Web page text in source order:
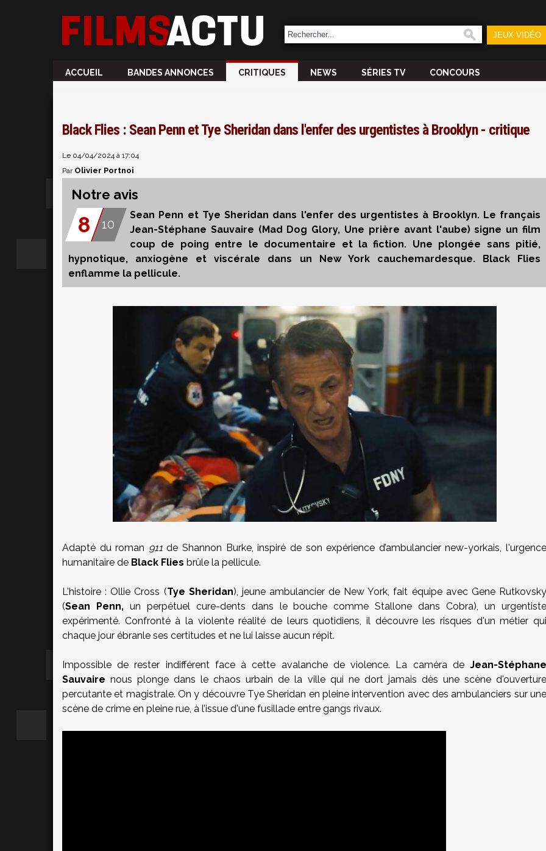
JEUX VIDÉO
ACCUEIL BANDES ANNONCES CRITIQUES NEWS SÉRIES TV CONCOURS
Black Flies : Sean Penn et Tye Sheridan dans l'enfer des urgentistes à Brooklyn - critique
Le 04/04/2024 à 17:04
Par Olivier Portnoi
Notre avis
8 10
Sean Penn et Tye Sheridan dans l'enfer des urgentistes à Brooklyn. Le français
Jean-Stéphane Sauvaire (Mad Dog Glory, Une prière avant l'aube) signe un film
coup de poing entre le documentaire et la fiction. Une plongée sans pitié,
hypnotique, anxiogène et viscérale dans un New York cauchemardesque. Black Flies
enflamme la pellicule.
Adapté du roman 911de Shannon Burke, inspiré de son expérience d’ambulancier new-yorkais,
humanitaire de Black Flies brûle la pellicule.
L'histoire : Ollie Cross (Tye Sheridan), jeune ambulancier de New York, fait équipe avec Gene
(Sean Penn,un perpétuel cure-dents dans le bouche comme Stallone dans Cobra), un
expérimenté. Confronté à la violente réalité de leurs quotidiens, il découvre les risques d'un métier qui
chaque jour ébranle ses certitudes et ne lui laisse aucun répit.
Impossible de rester indifférent face à cette avalanche de violence. La caméra de Jean-Stéphane
Sauvaire nous plonge dans le chaos urbain de la ville qui ne dort jamais dès une scène d'ouverture
percutante et magistrale. On y découvre Tye Sheridan en pleine intervention avec des ambulanciers sur une
scène de crime en pleine rue, à l’issue d'une fusillade entre gangs rivaux.